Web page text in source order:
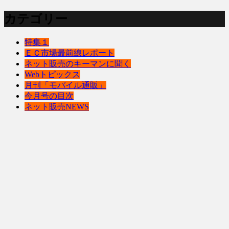
カテゴリー
特集１
ＥＣ市場最前線レポート
ネット販売のキーマンに聞く
Webトピックス
月刊「モバイル通販」
今月号の目次
ネット販売NEWS